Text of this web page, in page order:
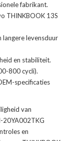
fabrikant.
THINKBOOK 13S
levensduur
en stabiliteit.
800 cycli).
specificaties
van
20YA002TKG
en